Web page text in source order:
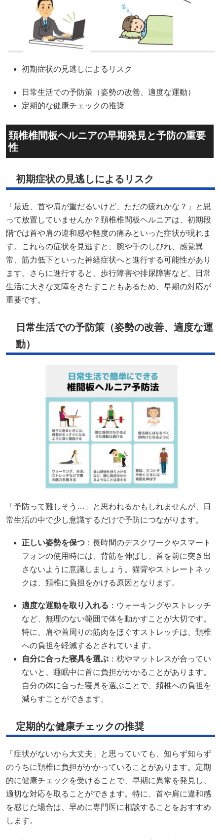
初期症状の見逃しによるリスク
日常生活での予防策（姿勢の改善、適度な運動）
定期的な健康チェックの推奨
頚椎椎間板ヘルニアの早期発見と予防の重要
性
初期症状の見逃しによるリスク
「最近、首や肩が重だるいけど、ただの疲れかな？」と思
って放置していませんか？頚椎椎間板ヘルニアは、初期段
階では首や肩の違和感や軽度の痛みといった症状が現れま
す。これらの症状を見逃すと、腕や手のしびれ、感覚異
常、筋力低下といった神経症状へと進行する可能性があり
ます。さらに進行すると、歩行障害や排尿障害など、日常
生活に大きな支障をきたすこともあるため、早期の対応が
重要です。
日常生活での予防策（姿勢の改善、適度な運
動）
「予防って難しそう…」と思われるかもしれませんが、日
常生活の中で少し意識するだけで予防につながります。
正しい姿勢を保つ ：長時間のデスクワークやスマート
フォンの使用時には、背筋を伸ばし、首を前に突き出
さないように意識しましょう。猫背やストレートネッ
クは、頚椎に負担をかける原因となります。
適度な運動を取り入れる ：ウォーキングやストレッチ
など、無理のない範囲で体を動かすことが大切です。
特に、肩や首周りの筋肉をほぐすストレッチは、頚椎
への負担を軽減するとされています。
自分に合った寝具を選ぶ ：枕やマットレスが合ってい
ないと、睡眠中に首に負担がかかることがあります。
自分の体に合った寝具を選ぶことで、頚椎への負担を
減らすことができます。
定期的な健康チェックの推奨
「症状がないから大丈夫」と思っていても、知らず知らず
のうちに頚椎に負担がかかっていることがあります。定期
的に健康チェックを受けることで、早期に異常を発見し、
適切な対応を取ることができます。特に、首や肩に違和感
を感じた場合は、早めに専門医に相談することをおすすめ
します。